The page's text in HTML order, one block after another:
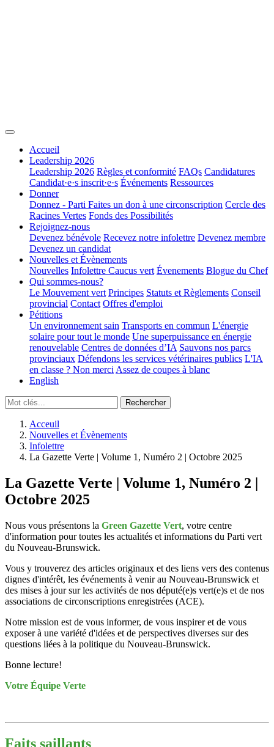
Accueil
Leadership 2026
Leadership 2026 Règles et conformité FAQs Candidatures
Candidat·e·s inscrit·e·s Événements Ressources
Donner
Donnez - Parti Faites un don à une circonscription Cercle des
Racines Vertes Fonds des Possibilités
Rejoignez-nous
Devenez bénévole Recevez notre infolettre Devenez membre
Devenez un candidat
Nouvelles et Évènements
Nouvelles Infolettre Caucus vert Évenements Blogue du Chef
Qui sommes-nous?
Le Mouvement vert Principes Statuts et Règlements Conseil
provincial Contact Offres d'emploi
Pétitions
Un environnement sain Transports en commun L'énergie
solaire pour tout le monde Une superpuissance en énergie
renouvelable Centres de données d’IA Sauvons nos parcs
provinciaux Défendons les services vétérinaires publics L'IA
en classe ? Non merci Assez de coupes à blanc
English
Acceuil
Nouvelles et Évènements
Infolettre
La Gazette Verte | Volume 1, Numéro 2 | Octobre 2025
La Gazette Verte | Volume 1, Numéro 2 |
Octobre 2025
Nous vous présentons la Green Gazette Vert, votre centre
d'information pour toutes les actualités et informations du Parti vert
du Nouveau-Brunswick.
Vous y trouverez des articles originaux et des liens vers des contenus
dignes d'intérêt, les événements à venir au Nouveau-Brunswick et
des mises à jour sur les activités de nos député(e)s vert(e)s et de nos
associations de circonscriptions enregistrées (ACE).
Notre mission est de vous informer, de vous inspirer et de vous
exposer à une variété d'idées et de perspectives diverses sur des
questions liées à la politique du Nouveau-Brunswick.
Bonne lecture!
Votre Équipe Verte
Faits saillants